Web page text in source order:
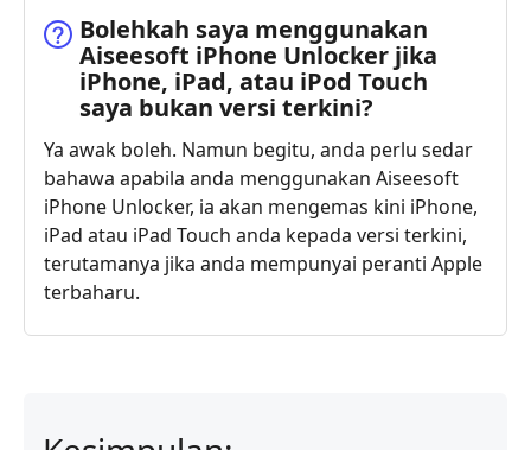
Bolehkah saya menggunakan
Aiseesoft iPhone Unlocker jika
iPhone, iPad, atau iPod Touch
saya bukan versi terkini?
Ya awak boleh. Namun begitu, anda perlu sedar
bahawa apabila anda menggunakan Aiseesoft
iPhone Unlocker, ia akan mengemas kini iPhone,
iPad atau iPad Touch anda kepada versi terkini,
terutamanya jika anda mempunyai peranti Apple
terbaharu.